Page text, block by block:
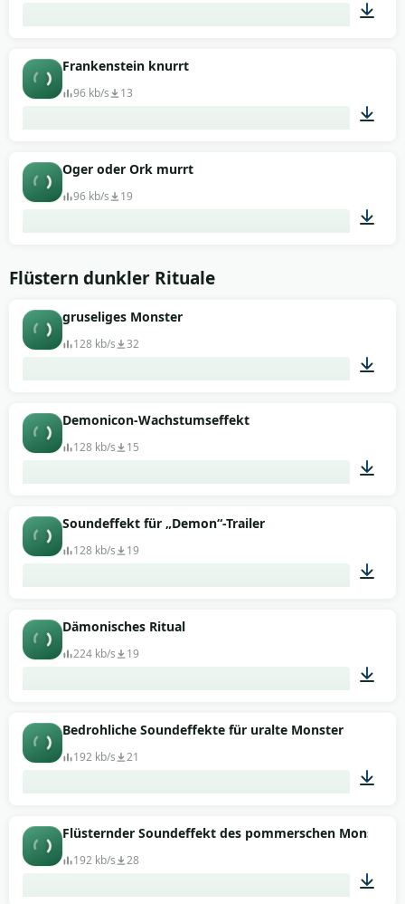
Frankenstein knurrt
96 kb/s 13
Oger oder Ork murrt
96 kb/s 19
Flüstern dunkler Rituale
gruseliges Monster
128 kb/s 32
Demonicon-Wachstumseffekt
128 kb/s 15
Soundeffekt für „Demon“-Trailer
128 kb/s 19
Dämonisches Ritual
224 kb/s 19
Bedrohliche Soundeffekte für uralte Monster
192 kb/s 21
00:05
Flüsternder Soundeffekt des pommerschen Monsters
192 kb/s 28